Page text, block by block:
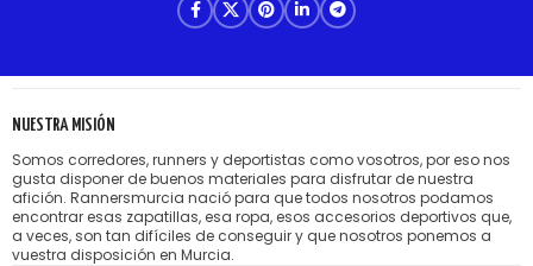
NUESTRA MISIÓN
Somos corredores, runners y deportistas como vosotros, por eso nos
gusta disponer de buenos materiales para disfrutar de nuestra
afición. Rannersmurcia nació para que todos nosotros podamos
encontrar esas zapatillas, esa ropa, esos accesorios deportivos que,
a veces, son tan difíciles de conseguir y que nosotros ponemos a
vuestra disposición en Murcia.